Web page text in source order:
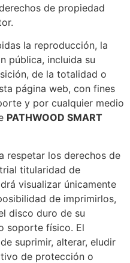
de propiedad
la reproducción, la
pública, incluida su
de la totalidad o
página web, con fines
y por cualquier medio
PATHWOOD SMART
respetar los derechos de
titularidad de
visualizar únicamente
de imprimirlos,
disco duro de su
soporte físico. El
suprimir, alterar, eludir
de protección o